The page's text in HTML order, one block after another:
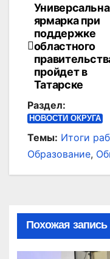
по
записям
ярмарка при
поддержке
областного
пройдет в
Татарске
Раздел:
НОВОСТИ ОКРУГА
Темы: Итоги
Образование,
Похожая запись